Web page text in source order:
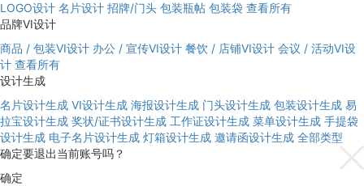
LOGO设计 名片设计 招牌/门头 包装瓶帖 包装袋 查看所有
品牌VI设计
商品 / 包装VI设计 办公 / 宣传VI设计 餐饮 / 店铺VI设计 会议 / 活动VI设
计 查看所有
设计生成
名片设计生成 VI设计生成 海报设计生成 门头设计生成 包装设计生成 易
拉宝设计生成 奖状/证书设计生成 工作证设计生成 菜单设计生成 手提袋
设计生成 电子名片设计生成 灯箱设计生成 邀请函设计生成 全部类型
确定要退出当前账号吗？
确定